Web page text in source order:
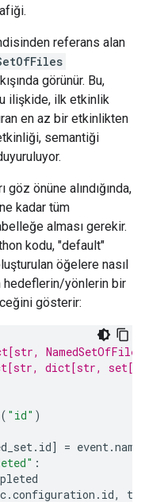
referans alan
görünür. Bu,
ilişkide, ilk etkinlik
en az bir etkinlikten
semantiği
göz önüne alındığında,
kadar tüm
alması gerekir.
kodu, "default"
öğelere nasıl
hedeflerin/yönlerin bir
gösterir:
dict[str,
( "id" )
. id] = event .
:
.configuration . id, tc